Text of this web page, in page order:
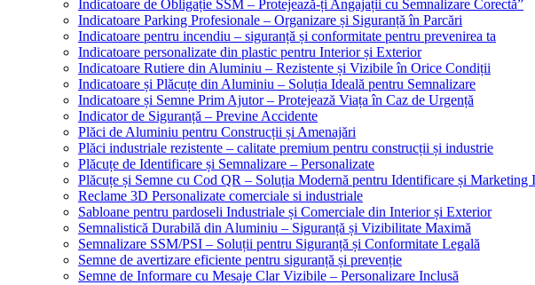
Indicatoare de Obligație SSM – Protejează-ți Angajații cu Semnalizare Corectă”
Indicatoare Parking Profesionale – Organizare și Siguranță în Parcări
Indicatoare pentru incendiu – siguranță și conformitate pentru prevenirea ta
Indicatoare personalizate din plastic pentru Interior și Exterior
Indicatoare Rutiere din Aluminiu – Rezistente și Vizibile în Orice Condiții
Indicatoare și Plăcuțe din Aluminiu – Soluția Ideală pentru Semnalizare
Indicatoare și Semne Prim Ajutor – Protejează Viața în Caz de Urgență
Indicator de Siguranță – Previne Accidente
Plăci de Aluminiu pentru Construcții și Amenajări
Plăci industriale rezistente – calitate premium pentru construcții și industrie
Plăcuțe de Identificare și Semnalizare – Personalizate
Plăcuțe și Semne cu Cod QR – Soluția Modernă pentru Identificare și Marketing
Reclame 3D Personalizate comerciale si industriale
Sabloane pentru pardoseli Industriale și Comerciale din Interior și Exterior
Semnalistică Durabilă din Aluminiu – Siguranță și Vizibilitate Maximă
Semnalizare SSM/PSI – Soluții pentru Siguranță și Conformitate Legală
Semne de avertizare eficiente pentru siguranță și prevenție
Semne de Informare cu Mesaje Clar Vizibile – Personalizare Inclusă